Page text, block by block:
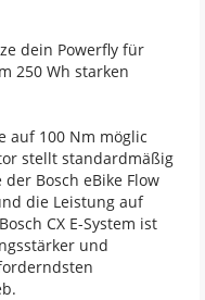
dein Powerfly für
250 Wh starken
auf 100 Nm möglic
stellt standardmäßig
Bosch eBike Flow
die Leistung auf
CX E-System ist
und